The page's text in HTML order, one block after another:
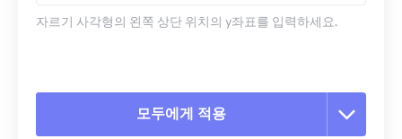
자르기 사각형의 왼쪽 상단 위치의 y좌표를 입력하세요.
모두에게 적용